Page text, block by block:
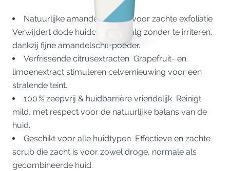
Natuurlijke amandeldeeltjes voor zachte exfoliatie
Verwijdert dode huidcellen en talg zonder te irriteren,
dankzij fijne amandelschil-poeder.
Verfrissende citrusextracten Grapefruit- en
limoenextract stimuleren celvernieuwing voor een
stralende teint.
100 % zeepvrij & huidbarrière vriendelijk Reinigt
mild, met respect voor de natuurlijke balans van de
huid.
Geschikt voor alle huidtypen Effectieve en zachte
scrub die zacht is voor zowel droge, normale als
gecombineerde huid.